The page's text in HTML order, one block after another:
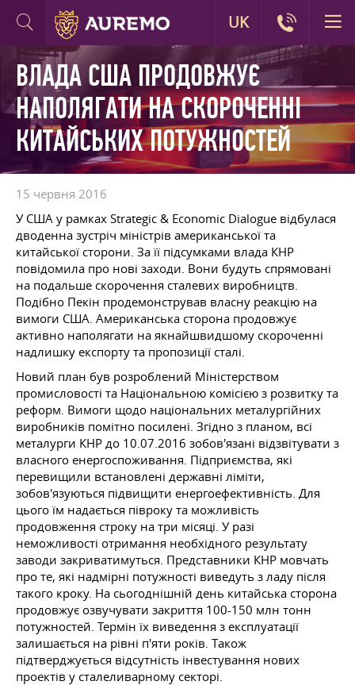
ВЛАДА США ПРОДОВЖУЄ
НАПОЛЯГАТИ НА СКОРОЧЕННІ
КИТАЙСЬКИХ ПОТУЖНОСТЕЙ
15 червня 2016
У США у рамках Strategic & Economic Dialogue відбулася
дводенна зустріч міністрів американської та
китайської сторони. За її підсумками влада КНР
повідомила про нові заходи. Вони будуть спрямовані
на подальше скорочення сталевих виробництв.
Подібно Пекін продемонстрував власну реакцію на
вимоги США. Американська сторона продовжує
активно наполягати на якнайшвидшому скороченні
надлишку експорту та пропозиції сталі.
Новий план був розроблений Міністерством
промисловості та Національною комісією з розвитку та
реформ. Вимоги щодо національних металургійних
виробників помітно посилені. Згідно з планом, всі
металурги КНР до 10.07.2016 зобов'язані відзвітувати з
власного енергоспоживання. Підприємства, які
перевищили встановлені державні ліміти,
зобов'язуються підвищити енергоефективність. Для
цього їм надається півроку та можливість
продовження строку на три місяці. У разі
неможливості отримання необхідного результату
заводи закриватимуться. Представники КНР мовчать
про те, які надмірні потужності виведуть з ладу після
такого кроку. На сьогоднішній день китайська сторона
продовжує озвучувати закриття 100-150 млн тонн
потужностей. Термін їх виведення з експлуатації
залишається на рівні п'яти років. Також
підтверджується відсутність інвестування нових
проектів у сталеливарному секторі.
UK